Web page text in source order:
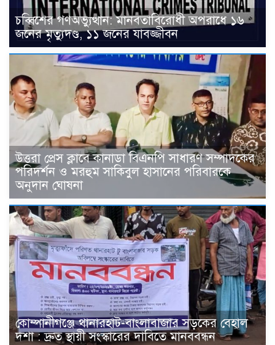
চব্বিশের গণঅভ্যুত্থান: মানবতাবিরোধী অপরাধে ১৬
জনের মৃত্যুদণ্ড, ১১ জনের যাবজ্জীবন
উত্তরা প্রেস ক্লাবে কানাডা বিএনপি সাধারণ সম্পাদকের
পরিদর্শন ও মরহুম সাকিবুল হাসানের পরিবারকে
অনুদান ঘোষনা
কোম্পানীগঞ্জে থানারহাট-বাংলাবাজার সড়কের বেহাল
দশা : দ্রুত স্থায়ী সংস্কারের দাবিতে মানববন্ধন